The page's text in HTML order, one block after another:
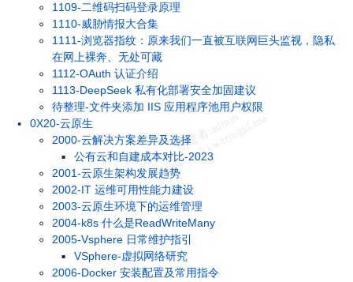
1109-二维码扫码登录原理
1110-威胁情报大合集
1111-浏览器指纹：原来我们一直被互联网巨头监视，隐私
在网上裸奔、无处可藏
1112-OAuth 认证介绍
1113-DeepSeek 私有化部署安全加固建议
待整理-文件夹添加 IIS 应用程序池用户权限
0X20-云原生
2000-云解决方案差异及选择
公有云和自建成本对比-2023
2001-云原生架构发展趋势
2002-IT 运维可用性能力建设
2003-云原生环境下的运维管理
2004-k8s 什么是ReadWriteMany
2005-Vsphere 日常维护指引
VSphere-虚拟网络研究
2006-Docker 安装配置及常用指令